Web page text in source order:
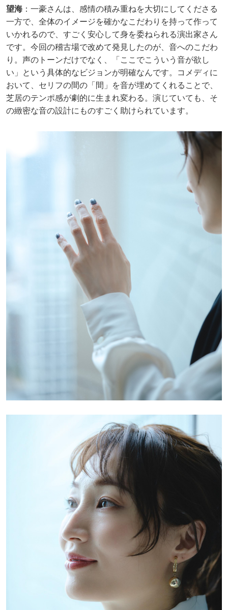
望海 ：一豪さんは、感情の積み重ねを大切にしてくださる
一方で、全体のイメージを確かなこだわりを持って作って
いかれるので、すごく安心して身を委ねられる演出家さん
です。今回の稽古場で改めて発見したのが、音へのこだわ
り。声のトーンだけでなく、「ここでこういう音が欲し
い」という具体的なビジョンが明確なんです。コメディに
おいて、セリフの間の「間」を音が埋めてくれることで、
芝居のテンポ感が劇的に生まれ変わる。演じていても、そ
の緻密な音の設計にものすごく助けられています。